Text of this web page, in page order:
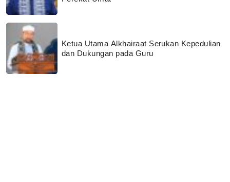
Ketua Utama Alkhairaat Serukan Kepedulian
dan Dukungan pada Guru